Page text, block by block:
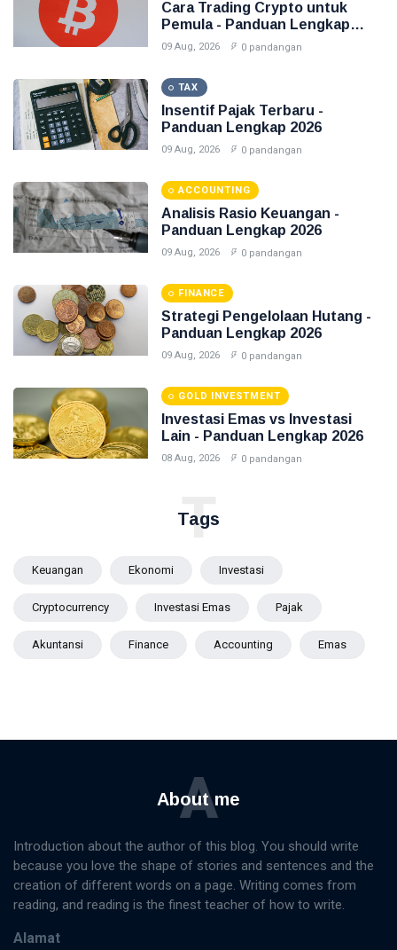
Cara Trading Crypto untuk
Pemula - Panduan Lengkap
2026
09 Aug, 2026 0 pandangan
TAX
Insentif Pajak Terbaru -
Panduan Lengkap 2026
09 Aug, 2026 0 pandangan
ACCOUNTING
Analisis Rasio Keuangan -
Panduan Lengkap 2026
09 Aug, 2026 0 pandangan
FINANCE
Strategi Pengelolaan Hutang -
Panduan Lengkap 2026
09 Aug, 2026 0 pandangan
GOLD INVESTMENT
Investasi Emas vs Investasi
Lain - Panduan Lengkap 2026
08 Aug, 2026 0 pandangan
Tags
T
Keuangan Ekonomi Investasi
Cryptocurrency Investasi Emas Pajak
Akuntansi Finance Accounting Emas
About me
A
Introduction about the author of this blog. You should write
because you love the shape of stories and sentences and the
creation of different words on a page. Writing comes from
reading, and reading is the finest teacher of how to write.
Alamat